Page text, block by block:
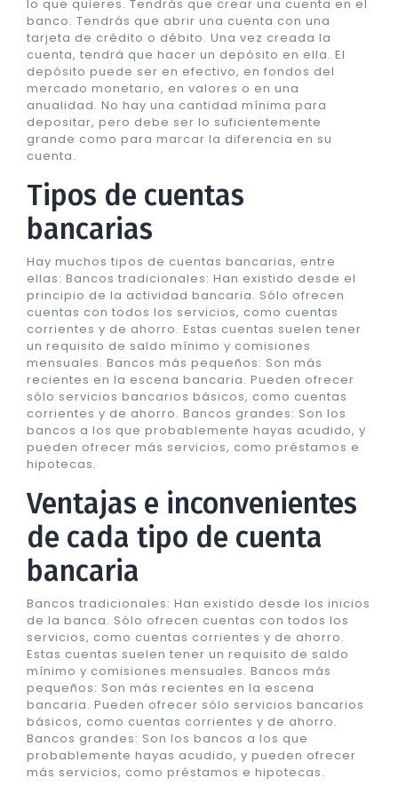
lo que quieres. Tendrás que crear una cuenta en el
banco. Tendrás que abrir una cuenta con una
tarjeta de crédito o débito. Una vez creada la
cuenta, tendrá que hacer un depósito en ella. El
depósito puede ser en efectivo, en fondos del
mercado monetario, en valores o en una
anualidad. No hay una cantidad mínima para
depositar, pero debe ser lo suficientemente
grande como para marcar la diferencia en su
cuenta.
Tipos de cuentas
bancarias
Hay muchos tipos de cuentas bancarias, entre
ellas: Bancos tradicionales: Han existido desde el
principio de la actividad bancaria. Sólo ofrecen
cuentas con todos los servicios, como cuentas
corrientes y de ahorro. Estas cuentas suelen tener
un requisito de saldo mínimo y comisiones
mensuales. Bancos más pequeños: Son más
recientes en la escena bancaria. Pueden ofrecer
sólo servicios bancarios básicos, como cuentas
corrientes y de ahorro. Bancos grandes: Son los
bancos a los que probablemente hayas acudido, y
pueden ofrecer más servicios, como préstamos e
hipotecas.
Ventajas e inconvenientes
de cada tipo de cuenta
bancaria
Bancos tradicionales: Han existido desde los inicios
de la banca. Sólo ofrecen cuentas con todos los
servicios, como cuentas corrientes y de ahorro.
Estas cuentas suelen tener un requisito de saldo
mínimo y comisiones mensuales. Bancos más
pequeños: Son más recientes en la escena
bancaria. Pueden ofrecer sólo servicios bancarios
básicos, como cuentas corrientes y de ahorro.
Bancos grandes: Son los bancos a los que
probablemente hayas acudido, y pueden ofrecer
más servicios, como préstamos e hipotecas.